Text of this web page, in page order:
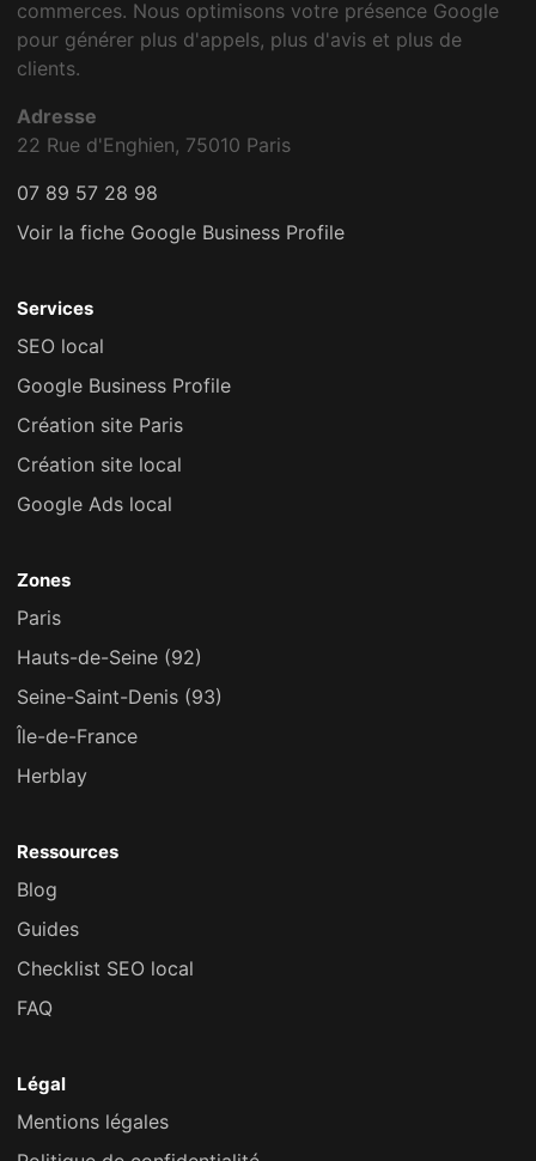
commerces. Nous optimisons votre présence Google
pour générer plus d'appels, plus d'avis et plus de
clients.
Adresse
22 Rue d'Enghien, 75010 Paris
07 89 57 28 98
Voir la fiche Google Business Profile
Services
SEO local
Google Business Profile
Création site Paris
Création site local
Google Ads local
Zones
Paris
Hauts-de-Seine (92)
Seine-Saint-Denis (93)
Île-de-France
Herblay
Ressources
Blog
Guides
Checklist SEO local
FAQ
Légal
Mentions légales